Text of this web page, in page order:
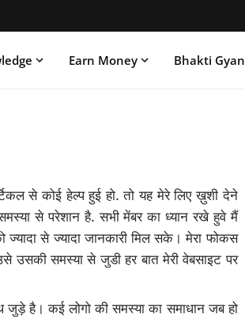
Earn Money Bhakti Gyan
से कोई हेल्प हुई हो. तो यह मेरे लिए ख़ुशी देने
से परेशान है. सभी मेंबर का ध्यान रखे हुवे मैं
से ज्यादा जानकारी मिल सके। मेरा फोकस
उसकी समस्या से जुडी हर बात मेरी वेबसाइट पर
है। कई लोगो की समस्या का समाधान जब हो